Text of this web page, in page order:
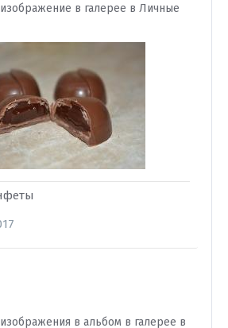
в галерее в Личные
в альбом в галерее в